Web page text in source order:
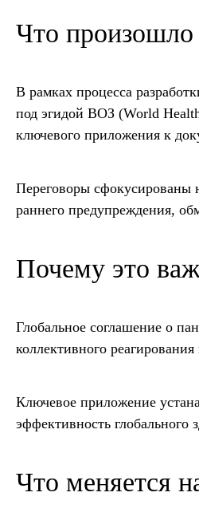
Что произошло
В рамках процесса
под эгидой ВОЗ (World
ключевого приложения к
Переговоры сфокусированы
раннего предупреждения,
Почему это
Глобальное соглашение о
коллективного
Ключевое приложение
эффективность глобального
Что меняется